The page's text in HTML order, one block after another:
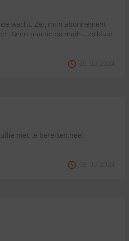
wacht. Zeg mijn abonnement
Geen reactie op mails...zo.klaar
niet te bereiken,heel